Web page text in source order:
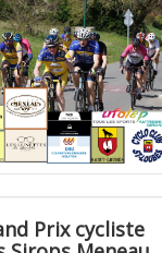
Prix cycliste